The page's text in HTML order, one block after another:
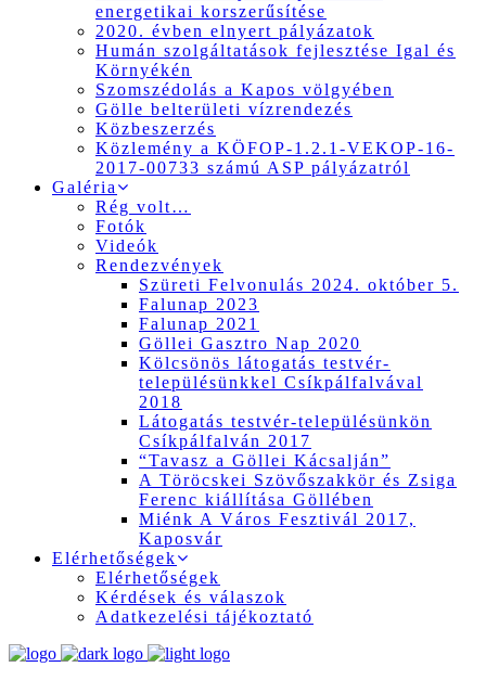
energetikai korszerűsítése
2020. évben elnyert pályázatok
Humán szolgáltatások fejlesztése Igal és
Környékén
Szomszédolás a Kapos völgyében
Gölle belterületi vízrendezés
Közbeszerzés
Közlemény a KÖFOP-1.2.1-VEKOP-16-
2017-00733 számú ASP pályázatról
Galéria
Rég volt…
Fotók
Videók
Rendezvények
Szüreti Felvonulás 2024. október 5.
Falunap 2023
Falunap 2021
Göllei Gasztro Nap 2020
Kölcsönös látogatás testvér-
településünkkel Csíkpálfalvával
2018
Látogatás testvér-településünkön
Csíkpálfalván 2017
“Tavasz a Göllei Kácsalján”
A Töröcskei Szövőszakkör és Zsiga
Ferenc kiállítása Göllében
Miénk A Város Fesztivál 2017,
Kaposvár
Elérhetőségek
Elérhetőségek
Kérdések és válaszok
Adatkezelési tájékoztató